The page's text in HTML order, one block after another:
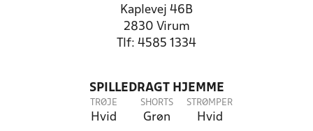
Kaplevej 46B
2830 Virum
Tlf: 4585 1334
SPILLEDRAGT HJEMME
TRØJE
Hvid
SHORTS
Grøn
STRØMPER
Hvid